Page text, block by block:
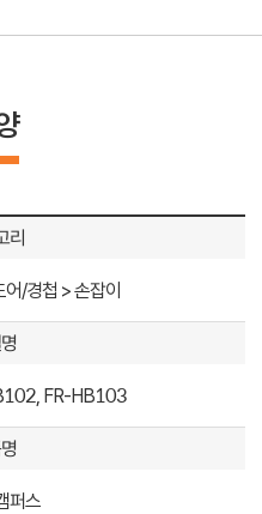
리
/경첩 > 손잡이
FR-HB103
퍼스